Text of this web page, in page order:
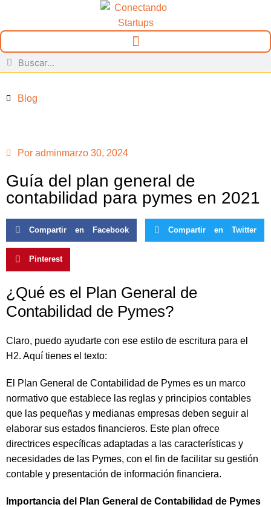
Blog
Por adminmarzo 30, 2024
Guía del plan general de
contabilidad para pymes en 2021
Compartir en Facebook Compartir en Twitter
Pinterest
¿Qué es el Plan General de
Contabilidad de Pymes?
Claro, puedo ayudarte con ese estilo de escritura para el
H2. Aquí tienes el texto:
El Plan General de Contabilidad de Pymes es un marco
normativo que establece las reglas y principios contables
que las pequeñas y medianas empresas deben seguir al
elaborar sus estados financieros. Este plan ofrece
directrices específicas adaptadas a las características y
necesidades de las Pymes, con el fin de facilitar su gestión
contable y presentación de información financiera.
Importancia del Plan General de Contabilidad de Pymes